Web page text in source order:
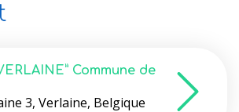
Commune de
3, Verlaine, Belgique